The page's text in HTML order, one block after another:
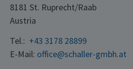
8181 St. Ruprecht/Raab
Austria
Tel.: +43 3178 28899
E-Mail: office@schaller-gmbh.at